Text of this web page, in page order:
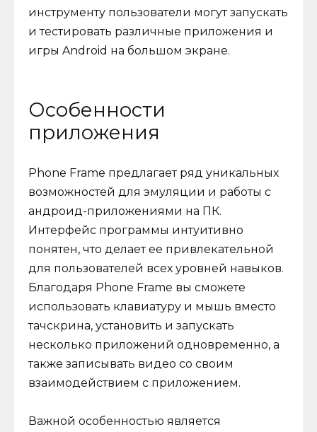
инструменту пользователи могут запускать
и тестировать различные приложения и
игры Android на большом экране.
Особенности
приложения
Phone Frame предлагает ряд уникальных
возможностей для эмуляции и работы с
андроид-приложениями на ПК.
Интерфейс программы интуитивно
понятен, что делает ее привлекательной
для пользователей всех уровней навыков.
Благодаря Phone Frame вы сможете
использовать клавиатуру и мышь вместо
тачскрина, установить и запускать
несколько приложений одновременно, а
также записывать видео со своим
взаимодействием с приложением.
Важной особенностью является